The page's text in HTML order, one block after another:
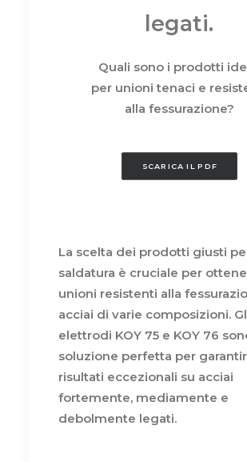
legati.
Quali sono i prodotti
per unioni tenaci e
alla fessurazione?
SCARICA IL PDF
La scelta dei prodotti giusti
saldatura è cruciale per
unioni resistenti alla
acciai di varie composizioni.
elettrodi KOY 75 e KOY 76
soluzione perfetta per
risultati eccezionali su acciai
fortemente, mediamente e
debolmente legati.